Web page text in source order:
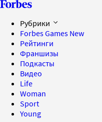
Рубрики
Forbes Games New
Рейтинги
Франшизы
Подкасты
Видео
Life
Woman
Sport
Young